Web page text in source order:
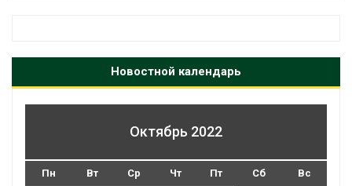
Новостной календарь
Октябрь 2022
Пн Вт Ср Чт Пт Сб Вс